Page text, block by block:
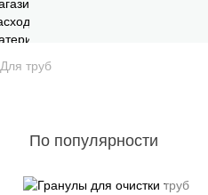
Для труб
По популярности